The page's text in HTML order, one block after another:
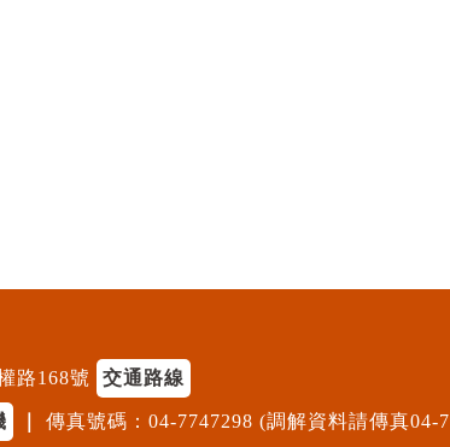
路168號 交通路線
傳真號碼：04-7747298 (調解資料請傳真04-